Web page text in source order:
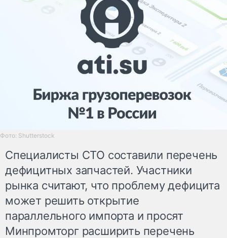
Фото: Shutterstock
Специалисты СТО составили перечень
дефицитных запчастей. Участники
рынка считают, что проблему дефицита
может решить открытие
параллельного импорта и просят
Минпромторг расширить перечень